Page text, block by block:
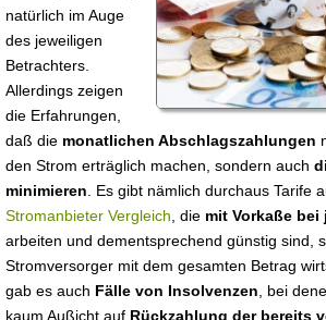
natürlich im Auge
des jeweiligen
Betrachters.
Allerdings zeigen
die Erfahrungen,
daß die monatlichen Abschlagszahlungen
den Strom erträglich machen, sondern auch
minimieren . Es gibt nämlich durchaus Tarife
Stromanbieter Vergleich , die mit Vorkaße
arbeiten und dementsprechend günstig sind,
Stromversorger mit dem gesamten Betrag
gab es auch Fälle von Insolvenzen , bei
kaum Außicht auf Rückzahlung der bereits